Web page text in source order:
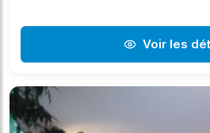
Voir les